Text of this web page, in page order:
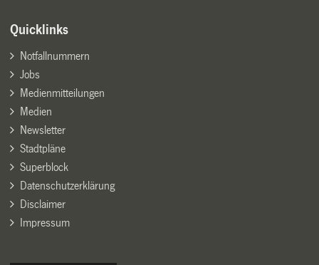
Quicklinks
Notfallnummern
Jobs
Medienmitteilungen
Medien
Newsletter
Stadtpläne
Superblock
Datenschutzerklärung
Disclaimer
Impressum